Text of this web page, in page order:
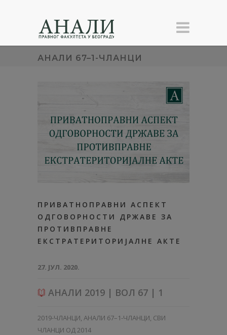
АНАЛИ 67–1-ЧЛАНЦИ
ПРИВАТНОПРАВНИ АСПЕКТ
ОДГОВОРНОСТИ ДРЖАВЕ ЗА
ПРОТИВПРАВНЕ
ЕКСТРАТЕРИТОРИЈАЛНЕ АКТЕ
27. ЈУЛ. 2020.
АНАЛИ 2019 | ВОЛ 67 | 1
2019-ЧЛАНЦИ, АНАЛИ 67–1-ЧЛАНЦИ, СВИ
ЧЛАНЦИ ОД 2014